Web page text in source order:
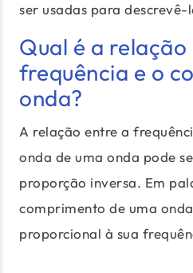
ser usadas para
Qual é a
frequência e o
onda?
A relação entre a
onda de uma onda pode
proporção inversa. Em
comprimento de uma
proporcional à sua